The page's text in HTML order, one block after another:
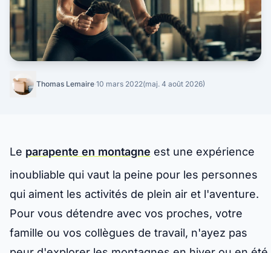
Thomas Lemaire·10 mars 2022(maj. 4 août 2026)
Le parapente en montagne est une expérience
inoubliable qui vaut la peine pour les personnes
qui aiment les activités de plein air et l'aventure.
Pour vous détendre avec vos proches, votre
famille ou vos collègues de travail, n'ayez pas